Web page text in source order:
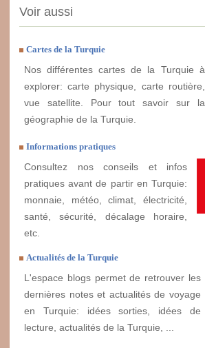
Voir aussi
Cartes de la Turquie
Nos différentes cartes de la Turquie à
explorer: carte physique, carte routière,
vue satellite. Pour tout savoir sur la
géographie de la Turquie.
Informations pratiques
Consultez nos conseils et infos
pratiques avant de partir en Turquie:
monnaie, météo, climat, électricité,
santé, sécurité, décalage horaire,
etc.
Actualités de la Turquie
L'espace blogs permet de retrouver les
dernières notes et actualités de voyage
en Turquie: idées sorties, idées de
lecture, actualités de la Turquie, ...